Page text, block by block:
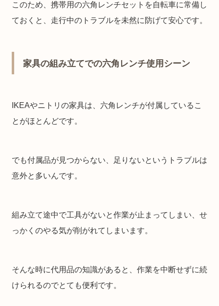
このため、携帯用の六角レンチセットを自転車に常備し
ておくと、走行中のトラブルを未然に防げて安心です。
家具の組み立てでの六角レンチ使用シーン
IKEAやニトリの家具は、六角レンチが付属しているこ
とがほとんどです。
でも付属品が見つからない、足りないというトラブルは
意外と多いんです。
組み立て途中で工具がないと作業が止まってしまい、せ
っかくのやる気が削がれてしまいます。
そんな時に代用品の知識があると、作業を中断せずに続
けられるのでとても便利です。